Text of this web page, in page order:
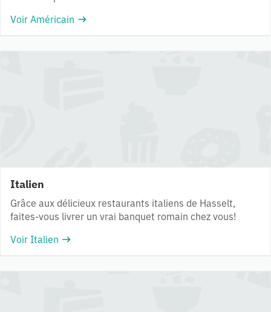
Voir Américain
Italien
Grâce aux délicieux restaurants italiens de Hasselt,
faites-vous livrer un vrai banquet romain chez vous!
Voir Italien